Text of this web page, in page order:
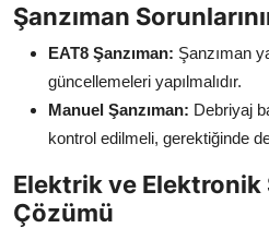
Şanzıman
EAT8 Şanzıman: Şanzıman
güncellemeleri yapılmalıdır.
Manuel Şanzıman: Debriyaj
kontrol edilmeli, gerektiğinde
Elektrik ve Elektronik
Çözümü